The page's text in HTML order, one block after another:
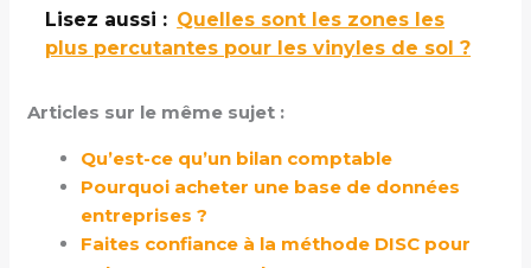
Lisez aussi : Quelles sont les zones les
plus percutantes pour les vinyles de sol ?
Articles sur le même sujet :
Qu’est-ce qu’un bilan comptable
Pourquoi acheter une base de données
entreprises ?
Faites confiance à la méthode DISC pour